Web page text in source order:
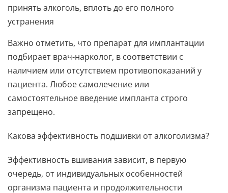
принять алкоголь, вплоть до его полного
устранения
Важно отметить, что препарат для имплантации
подбирает врач-нарколог, в соответствии с
наличием или отсутствием противопоказаний у
пациента. Любое самолечение или
самостоятельное введение импланта строго
запрещено.
Какова эффективность подшивки от алкоголизма?
Эффективность вшивания зависит, в первую
очередь, от индивидуальных особенностей
организма пациента и продолжительности